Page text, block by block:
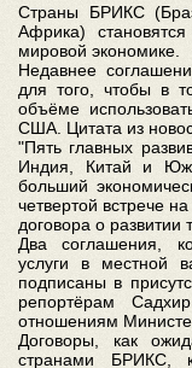
Страны БРИКС
Африка)
мировой экономике.
Недавнее
для того, чтобы в
объёме
США. Цитата из
"Пять главных
Индия, Китай и
больший
четвертой встрече
договора о развитии
Два соглашения,
услуги в местной
подписаны в
репортёрам
отношениям
Договоры, как
странами БРИКС,